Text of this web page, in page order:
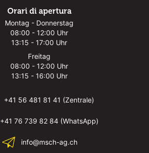
Orari di apertura
Montag - Donnerstag
08:00 - 12:00 Uhr
13:15 - 17:00 Uhr
Freitag
08:00 - 12:00 Uhr
13:15 - 16:00 Uhr
+41 56 481 81 41 (Zentrale)
+41 76 739 82 84 (WhatsApp)
info@msch-ag.ch